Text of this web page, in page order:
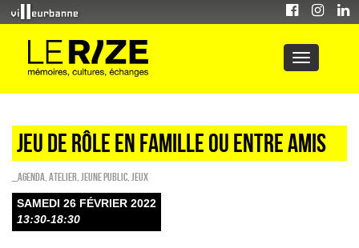
Jeu de rôle en famille ou entre amis
_Agenda Atelier Jeune public Jeux
SAMEDI 26 FÉVRIER 2022
13:30-18:30